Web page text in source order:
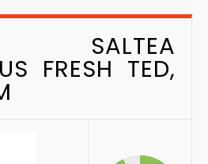
SALTEA
FRESH TED,